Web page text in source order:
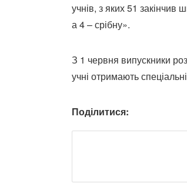
учнів, з яких 51
а 4 – срібну».
З 1 червня випускники
учні отримають
Поділитися: